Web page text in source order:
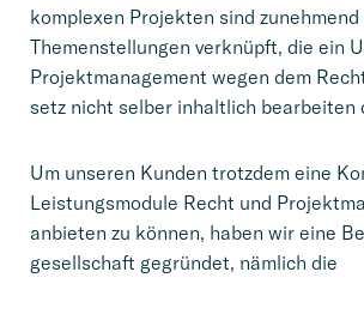
komple­xen Projek­ten sind
Themen­stel­lun­gen verknüpft, die ein
Projekt­ma­nage­ment wegen dem
setz nicht selber inhalt­lich bearbei­ten
Um unseren Kunden trotzdem eine
Leistungs­mo­dule Recht und
anbieten zu können, haben wir eine
ge­sell­schaft gegrün­det, nämlich die